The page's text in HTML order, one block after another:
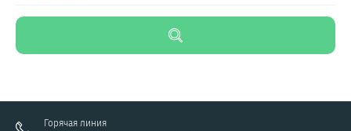
Горячая линия